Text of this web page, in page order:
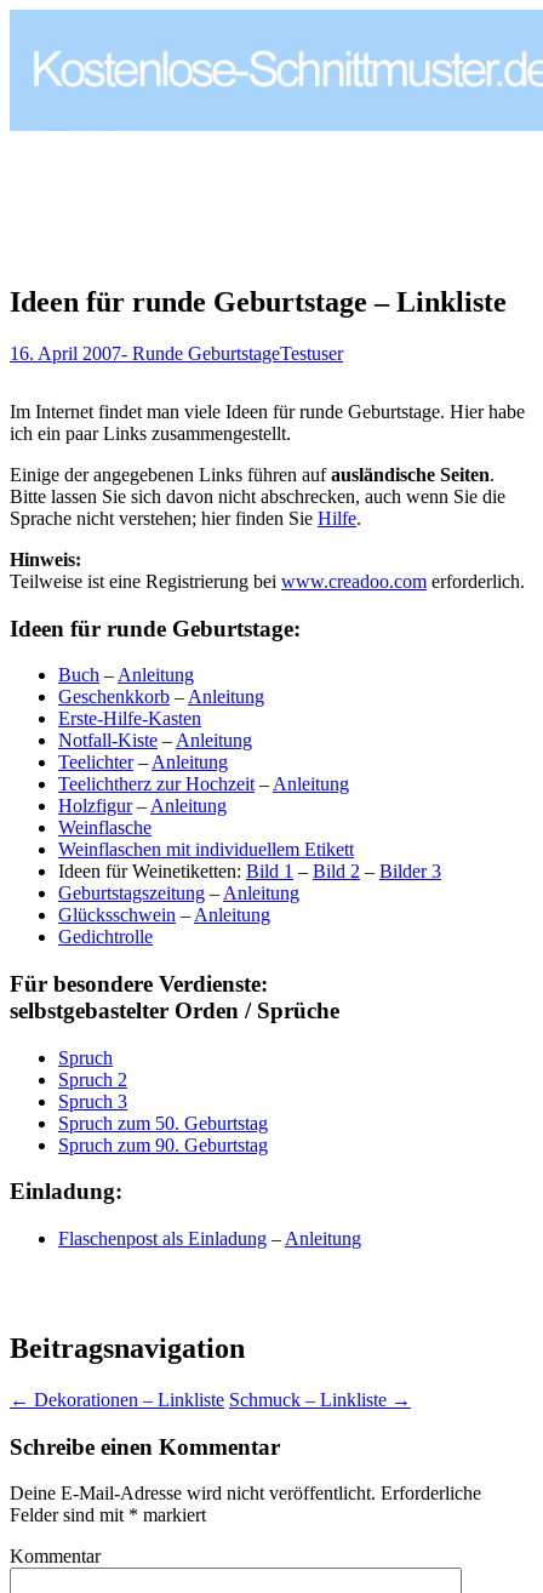
Ideen für runde Geburtstage – Linkliste
16. April 2007- Runde GeburtstageTestuser
Im Internet findet man viele Ideen für runde Geburtstage. Hier habe
ich ein paar Links zusammengestellt.
Einige der angegebenen Links führen aufausländische Seiten.
Bitte lassen Sie sich davon nicht abschrecken, auch wenn Sie die
Sprache nicht verstehen; hier finden Sie Hilfe.
Hinweis:
Teilweise ist eine Registrierung bei www.creadoo.com erforderlich.
Ideen für runde Geburtstage:
Buch – Anleitung
Geschenkkorb – Anleitung
Erste-Hilfe-Kasten
Notfall-Kiste – Anleitung
Teelichter– Anleitung
Teelichtherz zur Hochzeit – Anleitung
Holzfigur– Anleitung
Weinflasche
Weinflaschen mit individuellem Etikett
Ideen für Weinetiketten: Bild 1 – Bild 2 – Bilder 3
Geburtstagszeitung – Anleitung
Glücksschwein – Anleitung
Gedichtrolle
Für besondere Verdienste:
selbstgebastelter Orden / Sprüche
Spruch
Spruch 2
Spruch 3
Spruch zum 50. Geburtstag
Spruch zum 90. Geburtstag
Einladung:
Flaschenpost als Einladung – Anleitung
Beitragsnavigation
← Dekorationen – Linkliste Schmuck – Linkliste →
Schreibe einen Kommentar
Deine E-Mail-Adresse wird nicht veröffentlicht. Erforderliche
Felder sind mit * markiert
Kommentar